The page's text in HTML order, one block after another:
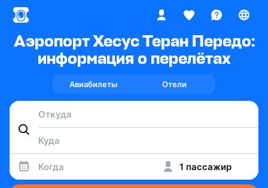
Аэропорт Хесус Теран Передо:
информация о перелётах
Авиабилеты Отели
Когда 1 пассажир